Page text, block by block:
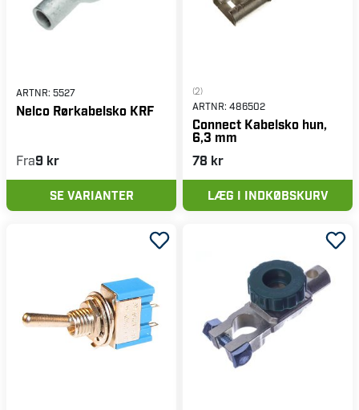
ARTNR: 5527
Nelco Rørkabelsko KRF
Fra9 kr
SE VARIANTER
(2)
ARTNR: 486502
Connect Kabelsko hun,
6,3 mm
78 kr
LÆG I INDKØBSKURV